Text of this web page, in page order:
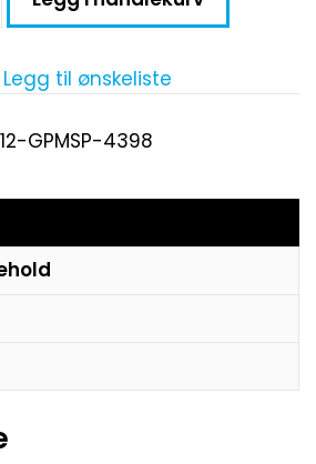
Legg til ønskeliste
12-GPMSP-4398